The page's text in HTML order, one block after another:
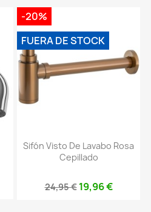
Sifón Visto De Lavabo Rosa
Cepillado
24,95 € 19,96 €
-20%
FUERA DE STOCK